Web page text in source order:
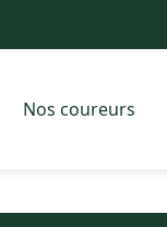
Nos coureurs